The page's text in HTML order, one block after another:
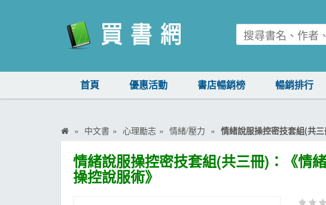
首頁 優惠活動 書店暢銷榜 暢銷排行
中文書 心理勵志 情緒/壓力 情緒說服操控密技套組(共
情緒說服操控密技套組(共三冊)：《情
操控說服術》